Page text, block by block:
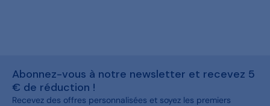
Abonnez-vous à notre newsletter et recevez 5
€ de réduction !
Recevez des offres personnalisées et soyez les premiers